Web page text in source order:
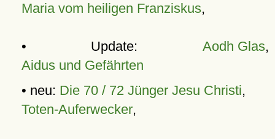
Maria vom heiligen Franziskus,
• Update: Aodh Glas,
Aidus und Gefährten
• neu: Die 70 / 72 Jünger Jesu Christi,
Toten-Auferwecker,